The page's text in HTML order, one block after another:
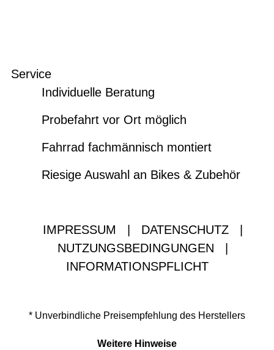
Service
Individuelle Beratung
Probefahrt vor Ort möglich
Fahrrad fachmännisch montiert
Riesige Auswahl an Bikes & Zubehör
IMPRESSUM DATENSCHUTZ
NUTZUNGSBEDINGUNGEN
INFORMATIONSPFLICHT
* Unverbindliche Preisempfehlung des Herstellers
Weitere Hinweise